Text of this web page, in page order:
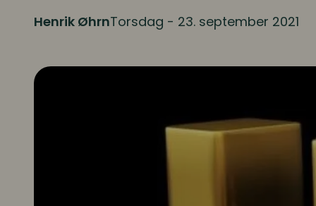
Henrik ØhrnTorsdag - 23. september 2021